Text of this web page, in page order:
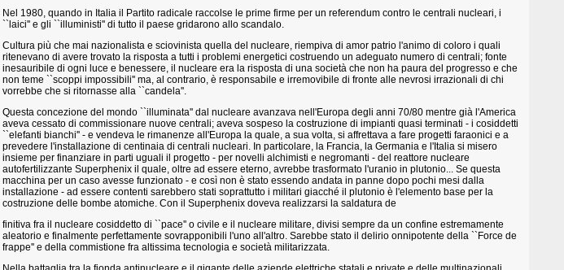
Nel 1980, quando in Italia il Partito radicale raccolse le prime firme per un referendum contro le centrali nucleari, i
``laici'' e gli ``illuministi'' di tutto il paese gridarono allo scandalo.
Cultura più che mai nazionalista e sciovinista quella del nucleare, riempiva di amor patrio l'animo di coloro i quali
ritenevano di avere trovato la risposta a tutti i problemi energetici costruendo un adeguato numero di centrali; fonte
inesauribile di ogni luce e benessere, il nucleare era la risposta di una società che non ha paura del progresso e che
non teme ``scoppi impossibili'' ma, al contrario, è responsabile e irremovibile di fronte alle nevrosi irrazionali di chi
vorrebbe che si ritornasse alla ``candela''.
Questa concezione del mondo ``illuminata'' dal nucleare avanzava nell'Europa degli anni 70/80 mentre già l'America
aveva cessato di commissionare nuove centrali; aveva sospeso la costruzione di impianti quasi terminati - i cosiddetti
``elefanti bianchi'' - e vendeva le rimanenze all'Europa la quale, a sua volta, si affrettava a fare progetti faraonici e a
prevedere l'installazione di centinaia di centrali nucleari. In particolare, la Francia, la Germania e l'Italia si misero
insieme per finanziare in parti uguali il progetto - per novelli alchimisti e negromanti - del reattore nucleare
autofertilizzante Superphenix il quale, oltre ad essere eterno, avrebbe trasformato l'uranio in plutonio... Se questa
macchina per un caso avesse funzionato - e così non è stato essendo andata in panne dopo pochi mesi dalla
installazione - ad essere contenti sarebbero stati soprattutto i militari giacché il plutonio è l'elemento base per la
costruzione delle bombe atomiche. Con il Superphenix doveva realizzarsi la saldatura de
finitiva fra il nucleare cosiddetto di ``pace'' o civile e il nucleare militare, divisi sempre da un confine estremamente
aleatorio e finalmente perfettamente sovrapponibili l'uno all'altro. Sarebbe stato il delirio onnipotente della ``Force de
frappe'' e della commistione fra altissima tecnologia e società militarizzata.